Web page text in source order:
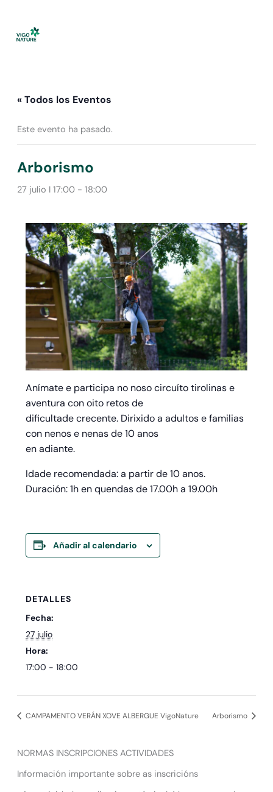
contenido
« Todos los Eventos
Este evento ha pasado.
Arborismo
27 julio I 17:00- 18:00
Anímate e participa no noso circuíto tirolinas e
aventura con oito retos de
dificultade crecente. Dirixido a adultos e familias
con nenos e nenas de 10 anos
en adiante.
Idade recomendada: a partir de 10 anos.
Duración: 1h en quendas de 17.00h a 19.00h
Añadir al calendario
DETALLES
Fecha:
27 julio
Hora:
17:00 - 18:00
CAMPAMENTO VERÁN XOVE ALBERGUE VigoNature Arborismo
NORMAS INSCRIPCIONES ACTIVIDADES
Información importante sobre as inscricións